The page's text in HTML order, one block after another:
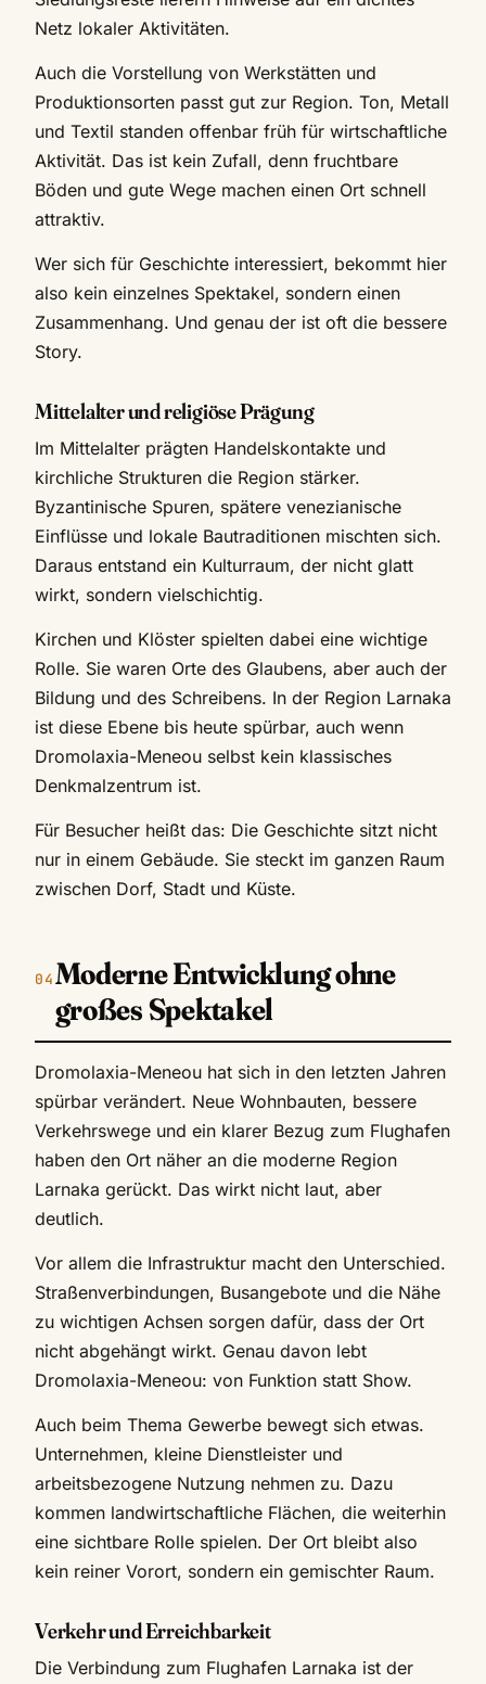
Netz lokaler Aktivitäten.
Auch die Vorstellung von Werkstätten und
Produktionsorten passt gut zur Region. Ton, Metall
und Textil standen offenbar früh für wirtschaftliche
Aktivität. Das ist kein Zufall, denn fruchtbare
Böden und gute Wege machen einen Ort schnell
attraktiv.
Wer sich für Geschichte interessiert, bekommt hier
also kein einzelnes Spektakel, sondern einen
Zusammenhang. Und genau der ist oft die bessere
Story.
Mittelalter und religiöse Prägung
Im Mittelalter prägten Handelskontakte und
kirchliche Strukturen die Region stärker.
Byzantinische Spuren, spätere venezianische
Einflüsse und lokale Bautraditionen mischten sich.
Daraus entstand ein Kulturraum, der nicht glatt
wirkt, sondern vielschichtig.
Kirchen und Klöster spielten dabei eine wichtige
Rolle. Sie waren Orte des Glaubens, aber auch der
Bildung und des Schreibens. In der Region Larnaka
ist diese Ebene bis heute spürbar, auch wenn
Dromolaxia-Meneou selbst kein klassisches
Denkmalzentrum ist.
Für Besucher heißt das: Die Geschichte sitzt nicht
nur in einem Gebäude. Sie steckt im ganzen Raum
zwischen Dorf, Stadt und Küste.
Moderne Entwicklung ohne
großes Spektakel
Dromolaxia-Meneou hat sich in den letzten Jahren
spürbar verändert. Neue Wohnbauten, bessere
Verkehrswege und ein klarer Bezug zum Flughafen
haben den Ort näher an die moderne Region
Larnaka gerückt. Das wirkt nicht laut, aber
deutlich.
Vor allem die Infrastruktur macht den Unterschied.
Straßenverbindungen, Busangebote und die Nähe
zu wichtigen Achsen sorgen dafür, dass der Ort
nicht abgehängt wirkt. Genau davon lebt
Dromolaxia-Meneou: von Funktion statt Show.
Auch beim Thema Gewerbe bewegt sich etwas.
Unternehmen, kleine Dienstleister und
arbeitsbezogene Nutzung nehmen zu. Dazu
kommen landwirtschaftliche Flächen, die weiterhin
eine sichtbare Rolle spielen. Der Ort bleibt also
kein reiner Vorort, sondern ein gemischter Raum.
Verkehr und Erreichbarkeit
Die Verbindung zum Flughafen Larnaka ist der